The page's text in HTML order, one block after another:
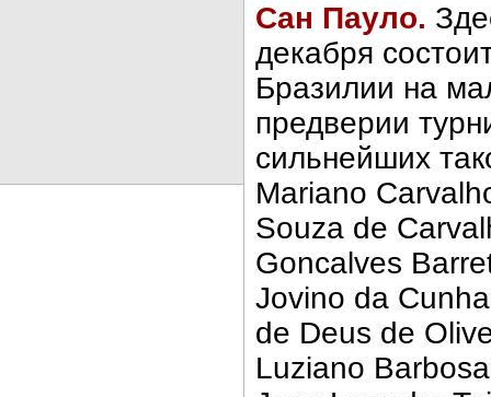
Сан Пауло.
декабря
Бразилии на
предверии
сильнейших
Mariano
Souza de
Goncalves
Jovino da
de Deus de
Luziano